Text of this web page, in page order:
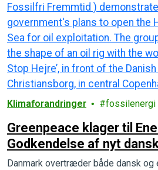
Klimaforandringer fossilenergi
Greenpeace klager til
Godkendelse af nyt
ulovlig
Danmark overtræder både dansk